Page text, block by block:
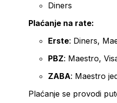
Diners
Plaćanje na rate:
Erste: Diners,
PBZ: Maestro,
ZABA: Maestro
Plaćanje se provodi